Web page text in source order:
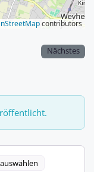
contributors
Nächstes